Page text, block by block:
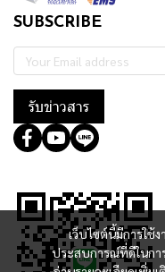
เว็บไซต์นี้มีการใช้
ประสบการณ์ที่ดีในกา
SUBSCRIBE
รับข่าวสาร